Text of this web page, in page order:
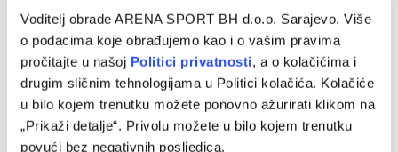
Voditelj obrade ARENA SPORT BH d.o.o. Sarajevo. Više
o podacima koje obrađujemo kao i o vašim pravima
pročitajte u našoj Politici privatnosti, a o kolačićima i
drugim sličnim tehnologijama u Politici kolačića. Kolačiće
u bilo kojem trenutku možete ponovno ažurirati klikom na
„Prikaži detalje“. Privolu možete u bilo kojem trenutku
povući bez negativnih posljedica.
Bayer Leverkusen službeno je dobio novog trenera. Erik
ten Hag potpisao je ugovor do 2027. godine i preuzima
ekipe od…